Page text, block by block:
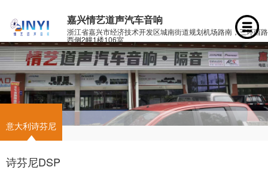
嘉兴情艺道声汽车音响
浙江省嘉兴市经济技术开发区城南街道规划机场路南，三环西路
西侧2幢1楼106室
意大利诗芬尼
诗芬尼DSP